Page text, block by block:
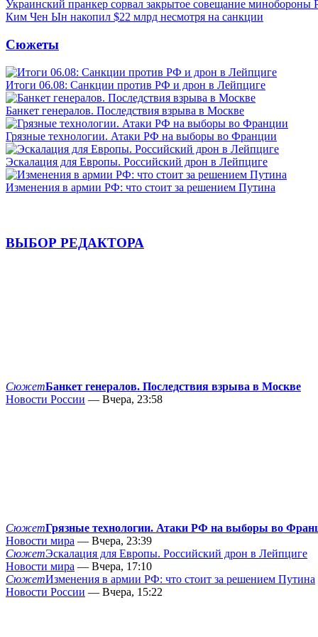
Украинский пранкер сорвал закрытое совещание минобороны
Ким Чен Ын накопил $22 млрд несмотря на санкции
Сюжеты
Итоги 06.08: Санкции против РФ и дрон в Лейпциге
Банкет генералов. Последствия взрыва в Москве
Грязные технологии. Атаки РФ на выборы во Франции
Эскалация для Европы. Российский дрон в Лейпциге
Изменения в армии РФ: что стоит за решением Путина
ВЫБОР РЕДАКТОРА
СюжетБанкет генералов. Последствия взрыва в Москве
Новости России — Вчера, 23:58
СюжетГрязные технологии. Атаки РФ на выборы во
Новости мира — Вчера, 23:39
СюжетЭскалация для Европы. Российский дрон в Лейпциге
Новости мира — Вчера, 17:10
СюжетИзменения в армии РФ: что стоит за решением Путина
Новости России — Вчера, 15:22